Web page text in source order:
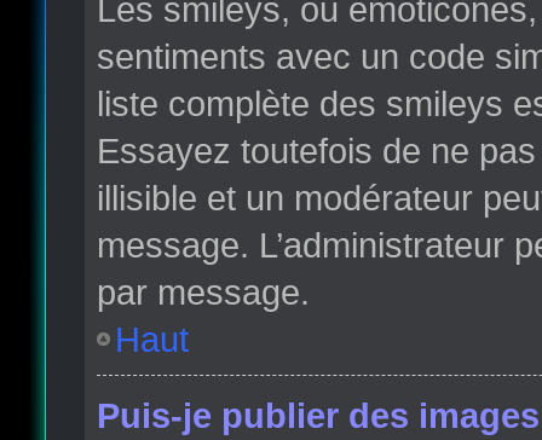
Les smileys, ou
sentiments avec un code
liste complète des smileys
Essayez toutefois de ne
illisible et un modérateur
message. L’administrateur
par message.
Haut
Puis-je publier des